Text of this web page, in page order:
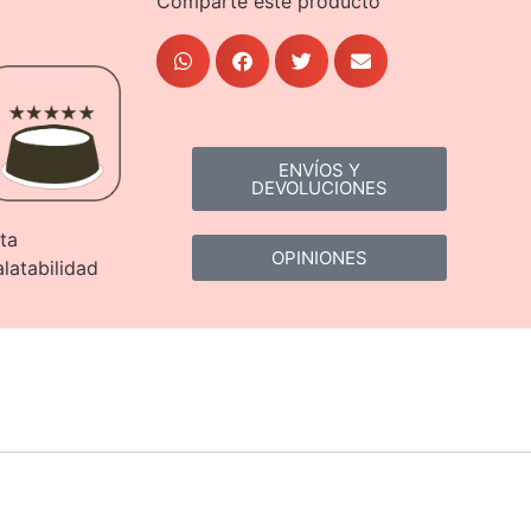
ENVÍOS Y
DEVOLUCIONES
OPINIONES